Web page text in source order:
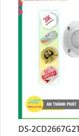
DS-